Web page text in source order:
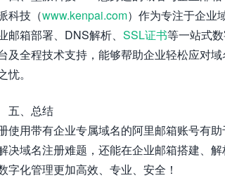
科技（www.kenpai.com）作为专注于企业
邮箱部署、DNS解析、 SSL证书等一站式
及全程技术支持，能够帮助企业轻松应对
忧。
五、总结
使用带有企业专属域名的阿里邮箱账号有
决域名注册难题，还能在企业邮箱搭建、
字化管理更加高效、专业、安全！